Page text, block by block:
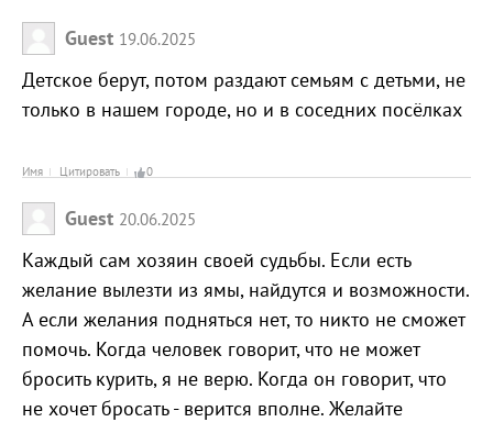
Guest 19.06.2025
Детское берут, потом раздают семьям с детьми, не
только в нашем городе, но и в соседних посёлках
Имя Цитировать 0
Guest 20.06.2025
Каждый сам хозяин своей судьбы. Если есть
желание вылезти из ямы, найдутся и возможности.
А если желания подняться нет, то никто не сможет
помочь. Когда человек говорит, что не может
бросить курить, я не верю. Когда он говорит, что
не хочет бросать - верится вполне. Желайте